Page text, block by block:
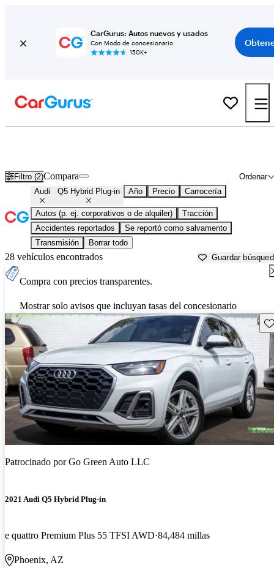
CarGurus: Autos nuevos y usados
Con Modo de concesionario
150K+
Filtro (2) Ordenar
Compara
Audi Q5 Hybrid Plug-in Año Precio Carrocería
Autos (p. ej. corporativos o de alquiler)
Tracción
Accidentes reportados
Se reportó como salvamento
Transmisión
Borrar todo
28 vehículos encontrados Guardar
Compra con precios transparentes.
Mostrar solo avisos que incluyan tasas del concesionario
Patrocinado porGo Green Auto LLC
2021 Audi Q5 Hybrid Plug-in
e quattro Premium Plus 55 TFSI AWD 84,484 millas
Phoenix, AZ